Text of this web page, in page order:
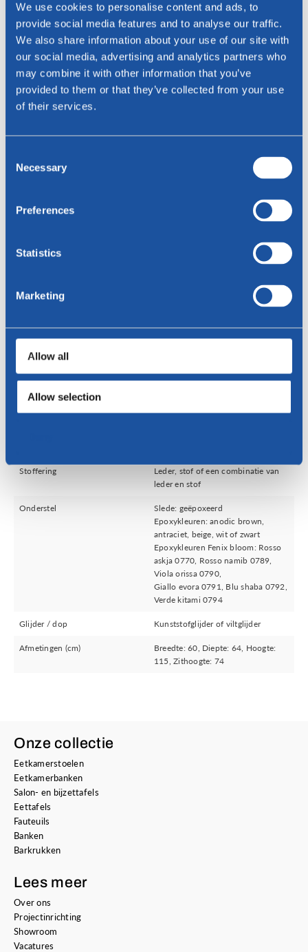
We use cookies to personalise content and ads, to
provide social media features and to analyse our traffic.
We also share information about your use of our site with
our social media, advertising and analytics partners who
may combine it with other information that you’ve
provided to them or that they’ve collected from your use
of their services.
Selection
Necessary
Preferences
Statistics
Marketing
Allow all
Allow selection
de regio, neem gerust contact met ons op!
Naam *
E-mailadres *
Telefoon
Woonplaats
Versturen
Stoffering
Leder, stof of een combinatie van
leder en stof
Onderstel
Slede: geëpoxeerd
Epoxykleuren: anodic brown,
antraciet, beige, wit of zwart
Epoxykleuren Fenix bloom: Rosso
askja 0770, Rosso namib 0789,
Viola orissa 0790,
Giallo evora 0791, Blu shaba 0792,
Verde kitami 0794
Glijder / dop Kunststofglijder of viltglijder
Afmetingen (cm)
Breedte: 60, Diepte: 64, Hoogte:
115, Zithoogte: 74
Onze collectie
Eetkamerstoelen
Eetkamerbanken
Salon- en bijzettafels
Eettafels
Fauteuils
Banken
Barkrukken
Lees meer
Over ons
Projectinrichting
Showroom
Vacatures